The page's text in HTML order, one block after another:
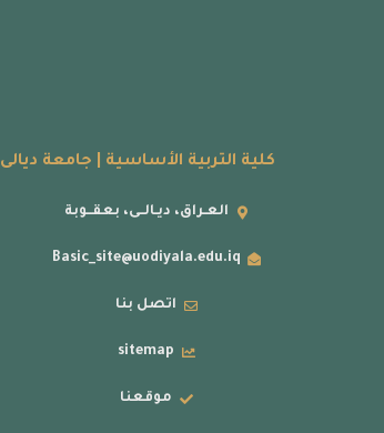
كلية التربية الأساسية | جامعة ديالى
العـراق، ديـالــى، بعقــوبة
Basic_site@uodiyala.edu.iq
اتصل بنا
sitemap
موقعنا